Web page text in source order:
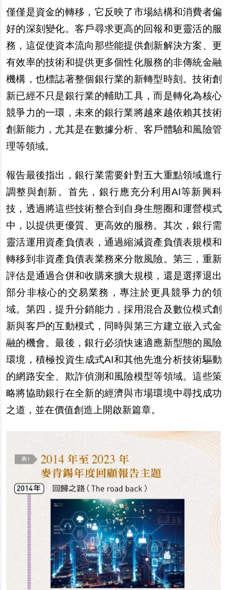
僅僅是資金的轉移，它反映了市場結構和消費者偏
好的深刻變化。客戶尋求更高的回報和更靈活的服
務，這促使資本流向那些能提供創新解決方案、更
有效率的技術和提供更多個性化服務的非傳統金融
機構，也標誌著整個銀行業的新轉型時刻。技術創
新已經不只是銀行業的輔助工具，而是轉化為核心
競爭力的一環，未來的銀行業將越來越依賴其技術
創新能力，尤其是在數據分析、客戶體驗和風險管
理等領域。
報告最後指出，銀行業需要針對五大重點領域進行
調整與創新。首先，銀行應充分利用AI等新興科
技，透過將這些技術整合到自身生態圈和運營模式
中，以提供更優質、更高效的服務。其次，銀行需
靈活運用資產負債表，通過縮減資產負債表規模和
轉移到非資產負債表業務來分散風險。第三，重新
評估是通過合併和收購來擴大規模，還是選擇退出
部分非核心的交易業務，專注於更具競爭力的領
域。第四，提升分銷能力，採用混合及數位模式創
新與客戶的互動模式，同時與第三方建立嵌入式金
融的機會。最後，銀行必須快速適應新型態的風險
環境，積極投資生成式AI和其他先進分析技術驅動
的網路安全、欺詐偵測和風險模型等領域。這些策
略將協助銀行在全新的經濟與市場環境中尋找成功
之道，並在價值創造上開啟新篇章。